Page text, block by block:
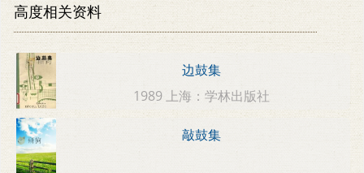
高度相关资料
边鼓集
1989 上海：学林出版社
敲鼓集